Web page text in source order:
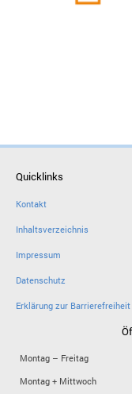
Quicklinks
Kontakt
Inhaltsverzeichnis
Impressum
Datenschutz
Erklärung zur Barrierefreiheit
Montag – Freitag
Montag + Mittwoch